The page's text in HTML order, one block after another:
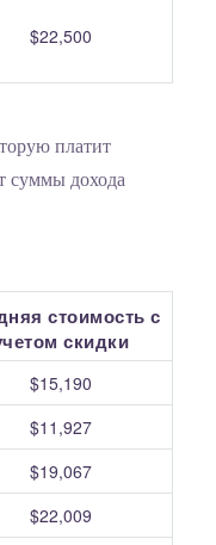
$22,500
платит
суммы дохода
стоимость с
скидки
$15,190
$11,927
$19,067
$22,009